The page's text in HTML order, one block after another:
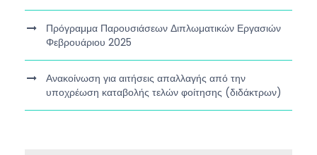
Πρόγραμμα Παρουσιάσεων Διπλωματικών Εργασιών
Φεβρουάριου 2025
Ανακοίνωση για αιτήσεις απαλλαγής από την
υποχρέωση καταβολής τελών φοίτησης (διδάκτρων)